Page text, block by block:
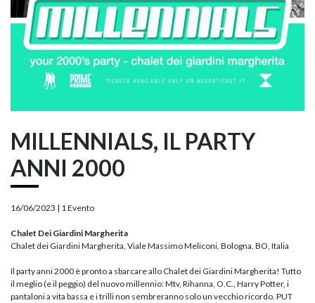
MILLENNIALS, IL PARTY
ANNI 2000
16/06/2023 | 1 Evento
Chalet Dei Giardini Margherita
Chalet dei Giardini Margherita, Viale Massimo Meliconi, Bologna, BO, Italia
Il party anni 2000 è pronto a sbarcare allo Chalet dei Giardini Margherita! Tutto
il meglio (e il peggio) del nuovo millennio: Mtv, Rihanna, O.C., Harry Potter, i
pantaloni a vita bassa e i trilli non sembreranno solo un vecchio ricordo. PUT